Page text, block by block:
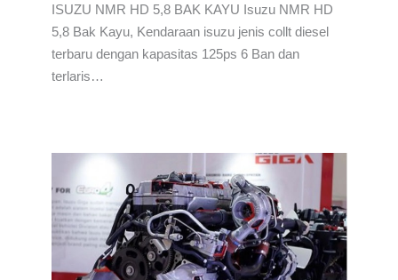
ISUZU NMR HD 5,8 BAK KAYU Isuzu NMR HD
5,8 Bak Kayu, Kendaraan isuzu jenis collt diesel
terbaru dengan kapasitas 125ps 6 Ban dan
terlaris…